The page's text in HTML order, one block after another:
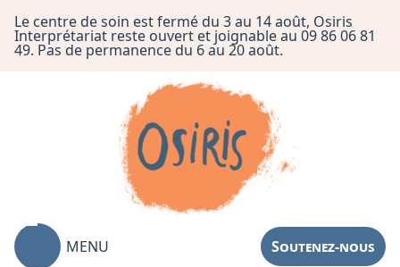
Le centre de soin est fermé du 3 au 14 août, Osiris
Interprétariat reste ouvert et joignable au 09 86 06 81
49. Pas de permanence du 6 au 20 août.
MENU Soutenez-nous